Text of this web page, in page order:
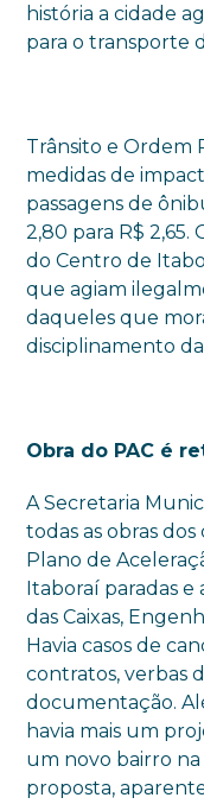
história a cidade
para o transporte
Trânsito e Ordem
medidas de
passagens de
2,80 para R$
do Centro de
que agiam
daqueles que
disciplinamento
Obra do PAC é
A Secretaria
todas as obras
Plano de
Itaboraí paradas
das Caixas,
Havia casos de
contratos, verbas
documentação.
havia mais um
um novo bairro na
proposta,